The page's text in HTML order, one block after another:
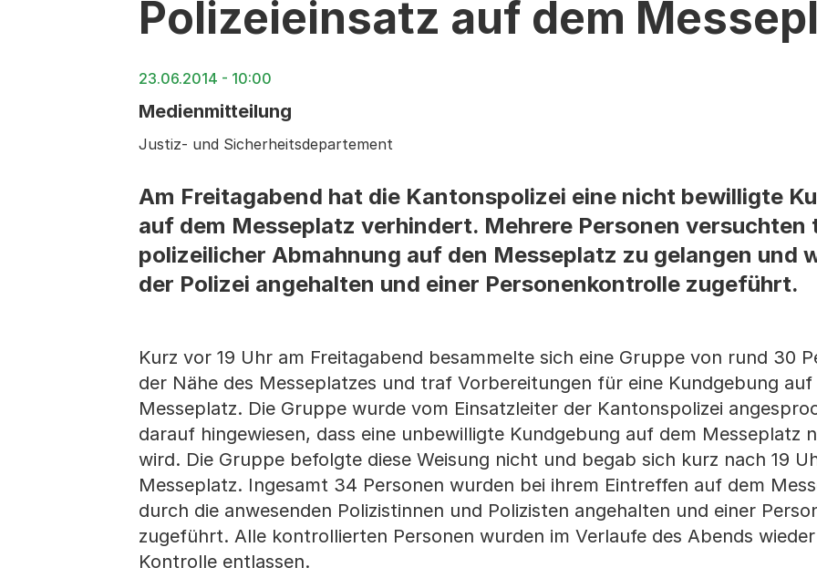
Polizeieinsatz auf dem
23.06.2014 - 10:00
Medienmitteilung
Justiz- und Sicherheitsdepartement
Am Freitagabend hat die Kantonspolizei eine nicht bewilligte
auf dem Messeplatz verhindert. Mehrere Personen versuchten
polizeilicher Abmahnung auf den Messeplatz zu gelangen und
der Polizei angehalten und einer Personenkontrolle zugeführt.
Kurz vor 19 Uhr am Freitagabend besammelte sich eine Gruppe von rund 30
der Nähe des Messeplatzes und traf Vorbereitungen für eine Kundgebung auf
Messeplatz. Die Gruppe wurde vom Einsatzleiter der Kantonspolizei
darauf hingewiesen, dass eine unbewilligte Kundgebung auf dem Messeplatz
wird. Die Gruppe befolgte diese Weisung nicht und begab sich kurz nach 19
Messeplatz. Ingesamt 34 Personen wurden bei ihrem Eintreffen auf dem
durch die anwesenden Polizistinnen und Polizisten angehalten und einer
zugeführt. Alle kontrollierten Personen wurden im Verlaufe des Abends
Kontrolle entlassen.